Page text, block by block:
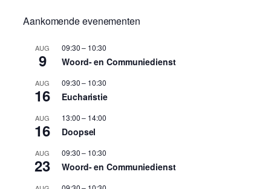
Aankomende evenementen
AUG
9
09:30– 10:30
Woord- en Communiedienst
AUG
16
09:30– 10:30
Eucharistie
AUG
16
13:00– 14:00
Doopsel
AUG
23
09:30– 10:30
Woord- en Communiedienst